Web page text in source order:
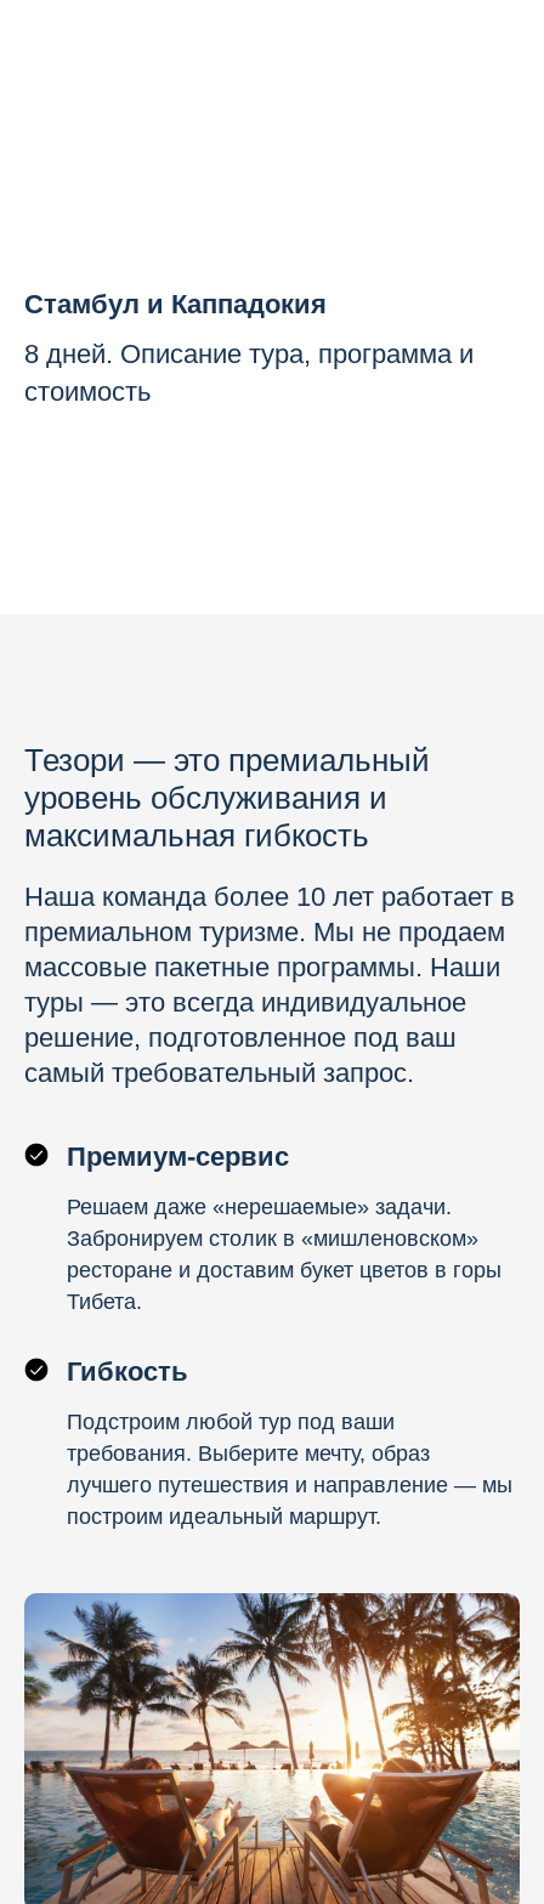
Стамбул и Каппадокия
8 дней. Описание тура, программа и
стоимость
Тезори — это премиальный
уровень обслуживания и
максимальная гибкость
Наша команда более 10 лет работает в
премиальном туризме. Мы не продаем
массовые пакетные программы. Наши
туры — это всегда индивидуальное
решение, подготовленное под ваш
самый требовательный запрос.
Премиум-сервис
Решаем даже «нерешаемые» задачи.
Забронируем столик в «мишленовском»
ресторане и доставим букет цветов в горы
Тибета.
Гибкость
Подстроим любой тур под ваши
требования. Выберите мечту, образ
лучшего путешествия и направление — мы
построим идеальный маршрут.